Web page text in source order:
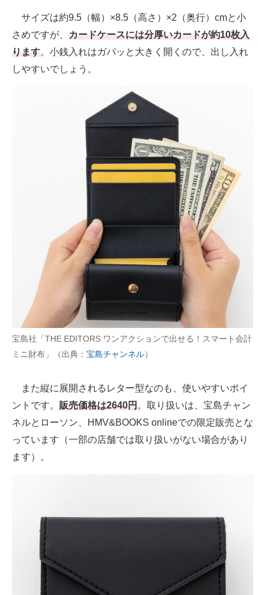
サイズは約9.5（幅）×8.5（高さ）×2（奥行）cmと小
さめですが、 カードケースには分厚いカードが約10枚入
ります。小銭入れはガバッと大きく開くので、出し入れ
しやすいでしょう。
宝島社「THE EDITORS ワンアクションで出せる！スマート会計
ミニ財布」（出典： 宝島チャンネル）
また縦に展開されるレター型なのも、使いやすいポイ
ントです。 販売価格は2640円。取り扱いは、宝島チャン
ネルとローソン、HMV&BOOKS onlineでの限定販売とな
っています（一部の店舗では取り扱いがない場合があり
ます）。